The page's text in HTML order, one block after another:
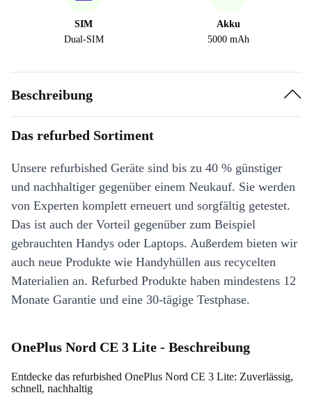
SIM
Dual-SIM
Akku
5000 mAh
Beschreibung
Das refurbed Sortiment
Unsere refurbished Geräte sind bis zu 40 % günstiger
und nachhaltiger gegenüber einem Neukauf. Sie werden
von Experten komplett erneuert und sorgfältig getestet.
Das ist auch der Vorteil gegenüber zum Beispiel
gebrauchten Handys oder Laptops. Außerdem bieten wir
auch neue Produkte wie Handyhüllen aus recycelten
Materialien an. Refurbed Produkte haben mindestens 12
Monate Garantie und eine 30-tägige Testphase.
OnePlus Nord CE 3 Lite - Beschreibung
Entdecke das refurbished OnePlus Nord CE 3 Lite: Zuverlässig,
schnell, nachhaltig